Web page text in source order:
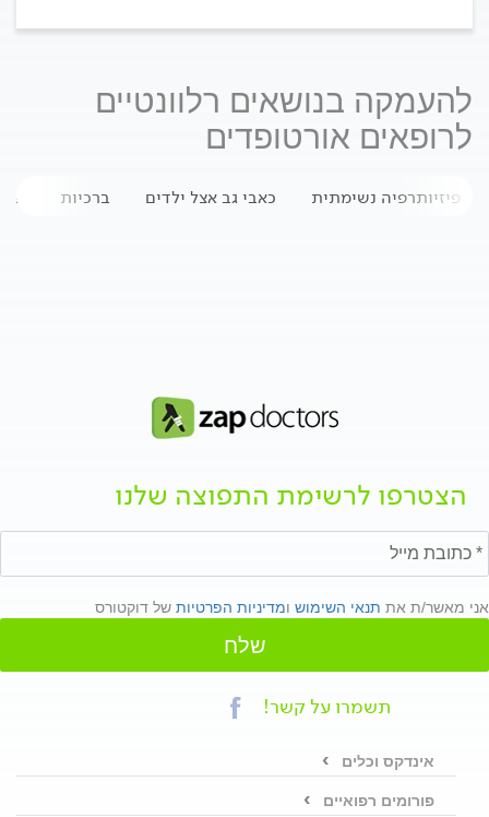
להעמקה בנושאים רלוונטיים
לרופאים אורטופדים
פיזיותרפיה נשימתית כאבי גב אצל ילדים ברכיות
הצטרפו לרשימת התפוצה שלנו
אני מאשר/ת את תנאי השימוש ומדיניות הפרטיות של דוקטורס
שלח
תשמרו על קשר!
אינדקס וכלים
פורומים רפואיים